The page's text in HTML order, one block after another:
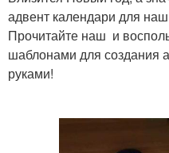
Креативные поделки
Поделки из теста
адвент календари для
Прочитайте наш и
шаблонами для создания
руками!